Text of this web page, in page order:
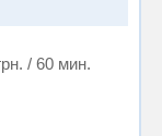
/ 60 мин.